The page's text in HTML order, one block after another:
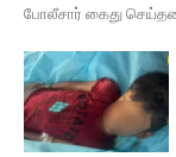
போலீசார் கைது